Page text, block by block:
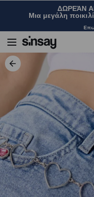
ΔΩΡΕΆΝ
Μια μεγάλη